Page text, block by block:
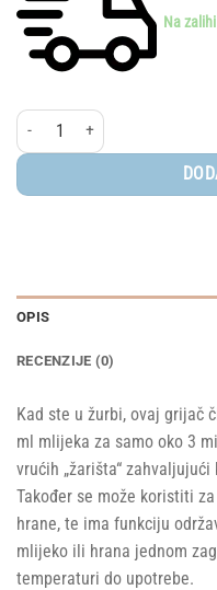
Na zalihi
AVENT® Grijač za bočice Classic
OPIS
RECENZIJE (0)
Kad ste u žurbi, ovaj grijač
ml mlijeka za samo oko 3
vrućih „žarišta“
Također se može koristiti
hrane, te ima funkciju
mlijeko ili hrana jednom
temperaturi do upotrebe.